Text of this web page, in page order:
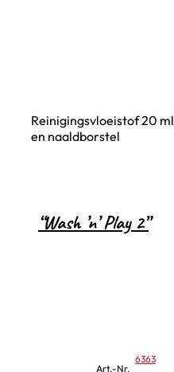
Reinigingsvloeistof 20 ml
en naaldborstel
“Wash ’n’ Play 2”
Art.-Nr.
6363